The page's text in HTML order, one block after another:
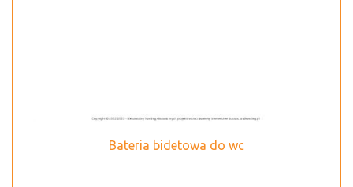
Bateria bidetowa do wc